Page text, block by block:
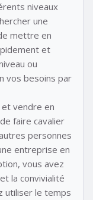
niveaux
une
mettre en
et
ou
vos besoins par
vendre en
faire cavalier
personnes
entreprise en
vous avez
la convivialité
utiliser le temps